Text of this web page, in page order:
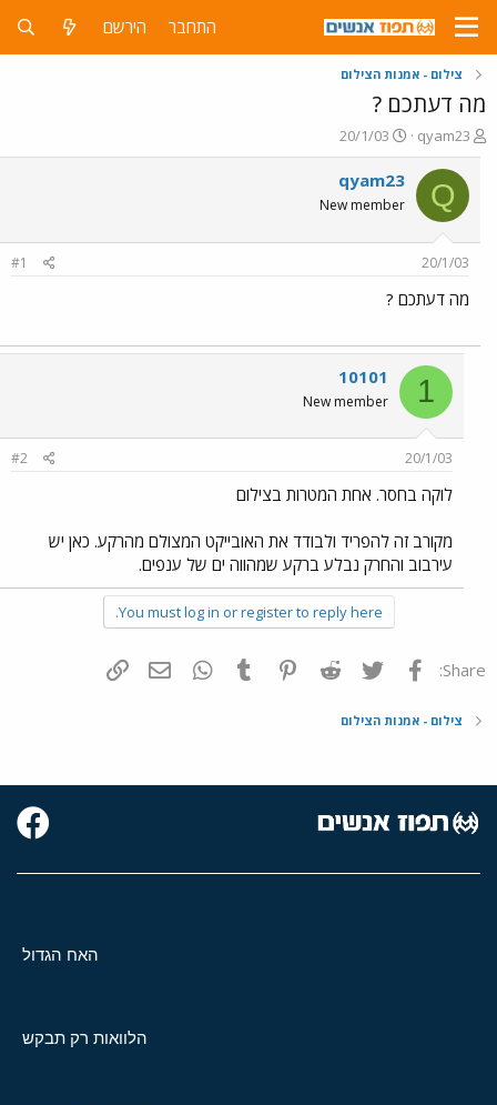
התחבר הירשם
צילום - אמנות הצילום
מה דעתכם ?
פ
ו
ת
ח
ה
ש
א
qyam23
פ
ו
ר
ס
ם
ר
20/1/03
Q
qyam23
New member
20/1/03
#1
מה דעתכם ?
1
10101
New member
20/1/03
#2
לוקה בחסר. אחת המטרות בצילום
מקורב זה להפריד ולבודד את האובייקט המצולם מהרקע. כאן יש
עירבוב והחרק נבלע ברקע שמהווה ים של ענפים.
You must log in or register to reply here.
Share: פייסבוק Twitter
Reddit
Pinterest
Tumblr
WhatsAppדואר אלקטרוני
צילום - אמנות הצילום
האח הגדול
הלוואות רק תבקש